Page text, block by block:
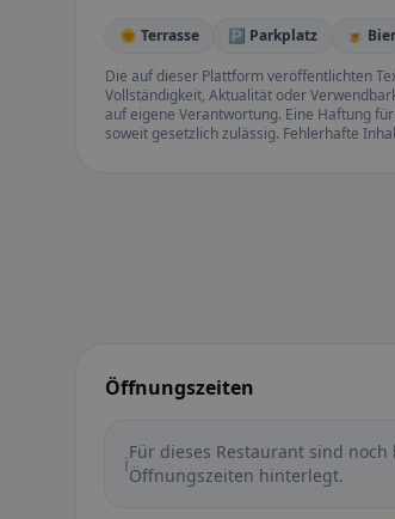
🌞 Terrasse 🅿️ Parkplatz 🍺 Bier
Die auf dieser Plattform veröffentlichten
Vollständigkeit, Aktualität oder
auf eigene Verantwortung. Eine Haftung
soweit gesetzlich zulässig. Fehlerhafte
Öffnungszeiten
ℹ️Für dieses Restaurant sind noch
Öffnungszeiten hinterlegt.